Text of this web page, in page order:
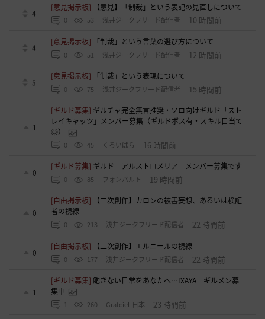
4
[意見掲示板] 【意見】「制裁」という表記の見直しについて
0 53 浅井ジークフリード配信者 10 時間前
4
[意見掲示板] 「制裁」という言葉の選び方について
0 51 浅井ジークフリード配信者 12 時間前
5
[意見掲示板] 「制裁」という表現について
0 75 浅井ジークフリード配信者 15 時間前
1
[ギルド募集] ギルチャ完全無言推奨・ソロ向けギルド「スト
レイキャッツ」メンバー募集（ギルドボス有・スキル目当て
◎）
0 45 くろいばら 16 時間前
0
[ギルド募集] ギルド アルストロメリア メンバー募集です
0 85 フォンバルト 19 時間前
0
[自由掲示板]
【二次創作】カロンの被害妄想、あるいは検証
者の視線
0 213 浅井ジークフリード配信者 22 時間前
0
[自由掲示板] 【二次創作】エルニールの視線
0 177 浅井ジークフリード配信者 22 時間前
1
[ギルド募集]飽きない日常をあなたへ…IXAYA ギルメン募
集中
1 260 Grafciel-日本 23 時間前